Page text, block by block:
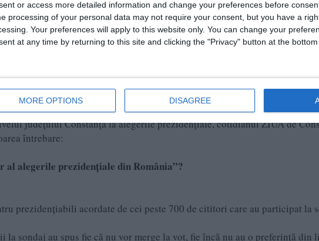
or access more detailed information and change your preferences before
processing of your personal data may not require your consent, but you have a
Your preferences will apply to this website only. You can change your
at any time by returning to this site and clicking the "Privacy" button at the bottom
MORE OPTIONS DISAGREE
județului Constanța la alegerile prezidențiale, cotidianul ZIUA de
întrebare:
alegerile prezidențiale din România”?
prezidențiabili acordate de cei peste 700 de cititori care au participat la
sondaj au spus fie că nu vor merge la vot, fie încă nu au o preferință din